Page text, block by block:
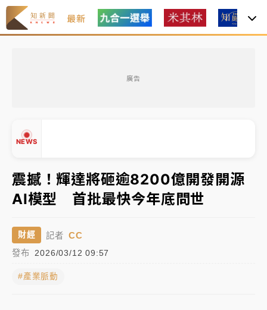
最新
廣告
NEWS
中信慈善基金會想增加董事人數！辜仲諒向法院聲請遭
駁 理由曝光
故宮《龍藏經》特展第2檔！今線上預約開賣一度塞車
周六起展出延長至晚上7時
台東農業處長涉圖利渡假村！東檢抗告成功 今重開羈
父親節泡湯了！中颱白海豚雨彈轟3天 「紅到發紫」降
雨熱區曝
震撼！輝達將砸逾8200億開發開源
AI模型 首批最快今年底問世
財經 記者 CC
發布 2026/03/12 09:57
#產業脈動